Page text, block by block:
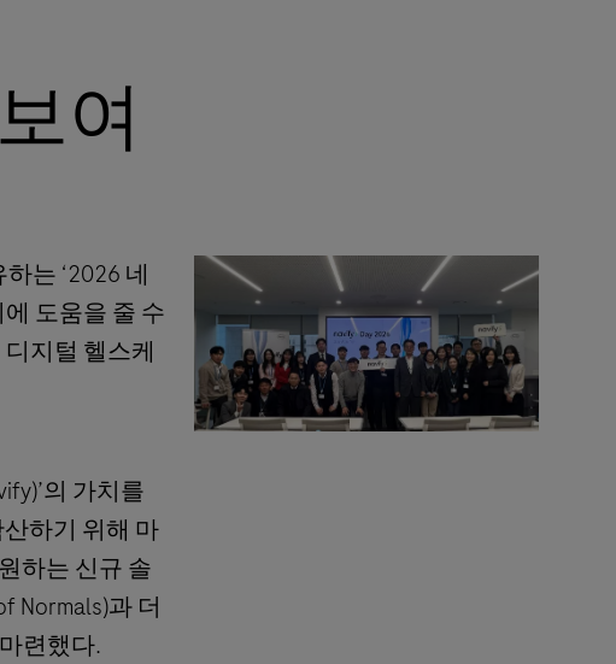
여
는 ‘2026 네
도움을 줄 수
디지털 헬스케
의 가치를
하기 위해 마
하는 신규 솔
Normals)과 더
련했다.